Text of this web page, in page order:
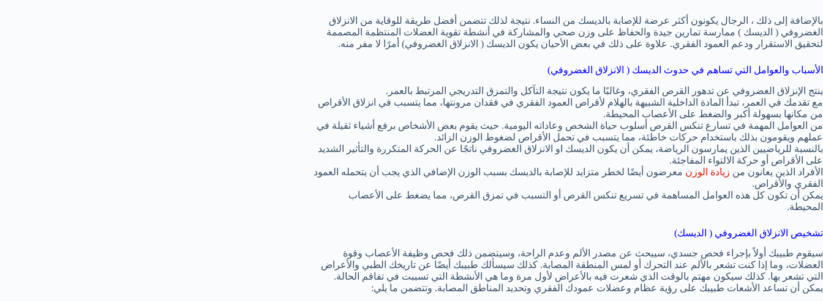
بالإضافة إلى ذلك ، الرجال يكونون أكثر عرضة للإصابة بالديسك من النساء. نتيجة لذلك تتضمن أفضل طريقة للوقاية من الانزلاق
الغضروفي ( الديسك ) ممارسة تمارين جيدة والحفاظ على وزن صحي والمشاركة في أنشطة تقوية العضلات المنتظمة المصممة
لتحقيق الاستقرار ودعم العمود الفقري. علاوة على ذلك في بعض الأحيان يكون الديسك ( الانزلاق الغضروفي) أمرًا لا مفر منه.
الأسباب والعوامل التي تساهم في حدوث الديسك ( الانزلاق الغضروفي)
ينتج الإنزلاق الغضروفي عن تدهور القرص الفقري، وغالبًا ما يكون نتيجة التآكل والتمزق التدريجي المرتبط بالعمر.
مع تقدمك في العمر، تبدأ المادة الداخلية الشبيهة بالهلام لأقراص العمود الفقري في فقدان مرونتها، مما يتسبب في انزلاق الأقراص
من مكانها بسهولة أكبر والضغط على الأعصاب المحيطة.
من العوامل المهمة في تسارع تنكس القرص أسلوب حياة الشخص وعاداته اليومية. حيث يقوم بعض الأشخاص برفع أشياء ثقيلة في
عملهم ويقومون بذلك باستخدام حركات خاطئة، مما يتسبب في تحمل الأقراص لضغوط الوزن الزائد.
بالنسبة للرياضيين الذين يمارسون الرياضة، يمكن أن يكون الديسك او الانزلاق الغضروفي ناتجًا عن الحركة المتكررة والتأثير الشديد
على الأقراص أو حركة الالتواء المفاجئة.
الأفراد الذين يعانون من زيادة الوزن معرضون أيضًا لخطر متزايد للإصابة بالديسك بسبب الوزن الإضافي الذي يجب أن يتحمله العمود
الفقري والأقراص.
يمكن أن تكون كل هذه العوامل المساهمة في تسريع تنكس القرص أو التسبب في تمزق القرص، مما يضغط على الأعصاب
المحيطة.
تشخيص الانزلاق الغضروفي ( الديسك)
سيقوم طبيبك أولاً بإجراء فحص جسدي، سيبحث عن مصدر الألم وعدم الراحة، وسيتضمن ذلك فحص وظيفة الأعصاب وقوة
العضلات، وما إذا كنت تشعر بالألم عند التحرك أو لمس المنطقة المصابة. كذلك سيسألك طبيبك أيضًا عن تاريخك الطبي والأعراض
التي تشعر بها. كذلك سيكون مهتم بالوقت الذي شعرت فيه بالأعراض لأول مرة وما هي الأنشطة التي تسببت في تفاقم الحالة.
يمكن أن تساعد الأشعات طبيبك على رؤية عظام وعضلات عمودك الفقري وتحديد المناطق المصابة. وتتضمن ما يلي: